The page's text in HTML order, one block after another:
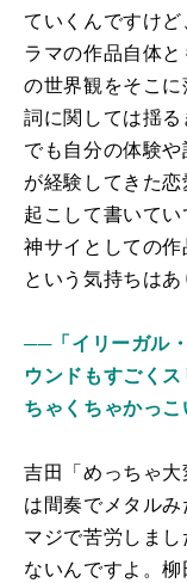
ていくんですけ
ラマの作品自体
の世界観をそこ
詞に関しては揺
でも自分の体験
が経験してきた
起こして書いてい
神サイとしての
という気持ちはあ
──「イリーガル
ウンドもすごく
ちゃくちゃかっこ
吉田「めっちゃ大
は間奏でメタルみ
マジで苦労しま
ないんですよ。柳